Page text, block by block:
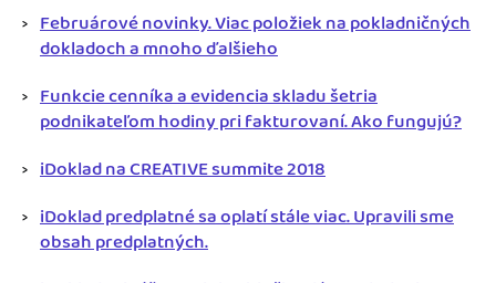
Februárové novinky. Viac položiek na pokladničných
dokladoch a mnoho ďalšieho
Funkcie cenníka a evidencia skladu šetria
podnikateľom hodiny pri fakturovaní. Ako fungujú?
iDoklad na CREATIVE summite 2018
iDoklad predplatné sa oplatí stále viac. Upravili sme
obsah predplatných.